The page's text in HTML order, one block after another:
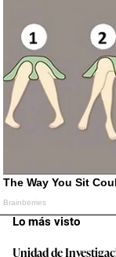
Lo más visto
Unidad de